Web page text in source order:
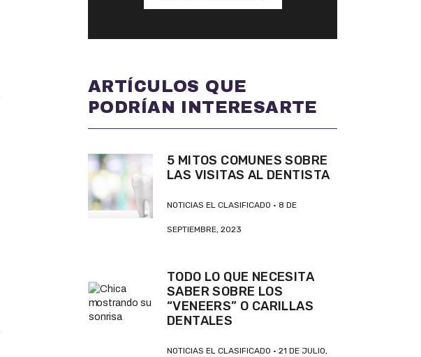
ARTÍCULOS QUE
PODRÍAN INTERESARTE
5 MITOS COMUNES SOBRE
LAS VISITAS AL DENTISTA
NOTICIAS EL CLASIFICADO 8 DE
SEPTIEMBRE, 2023
TODO LO QUE NECESITA
SABER SOBRE LOS
“VENEERS” O CARILLAS
DENTALES
NOTICIAS EL CLASIFICADO 21 DE JULIO,